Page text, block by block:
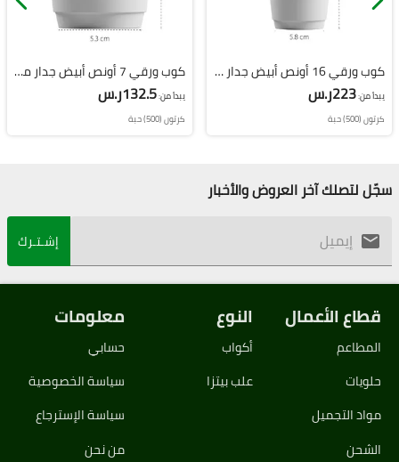
كوب ورقي 16 أونص أبيض جدار مزدوج
يبدأ من:223ر.س
كرتون (500) حبة
كوب ورقي 7 أونص أبيض جدار مزدوج
يبدأ من:132.5ر.س
كرتون (500) حبة
سجّل لتصلك آخر العروض والأخبار
إشـتـرك
قطاع الأعمال
المطاعم
حلويات
مواد التجميل
الشحن
النوع
أكواب
علب بيتزا
معلومات
حسابي
سياسة الخصوصية
سياسة الإسترجاع
من نحن